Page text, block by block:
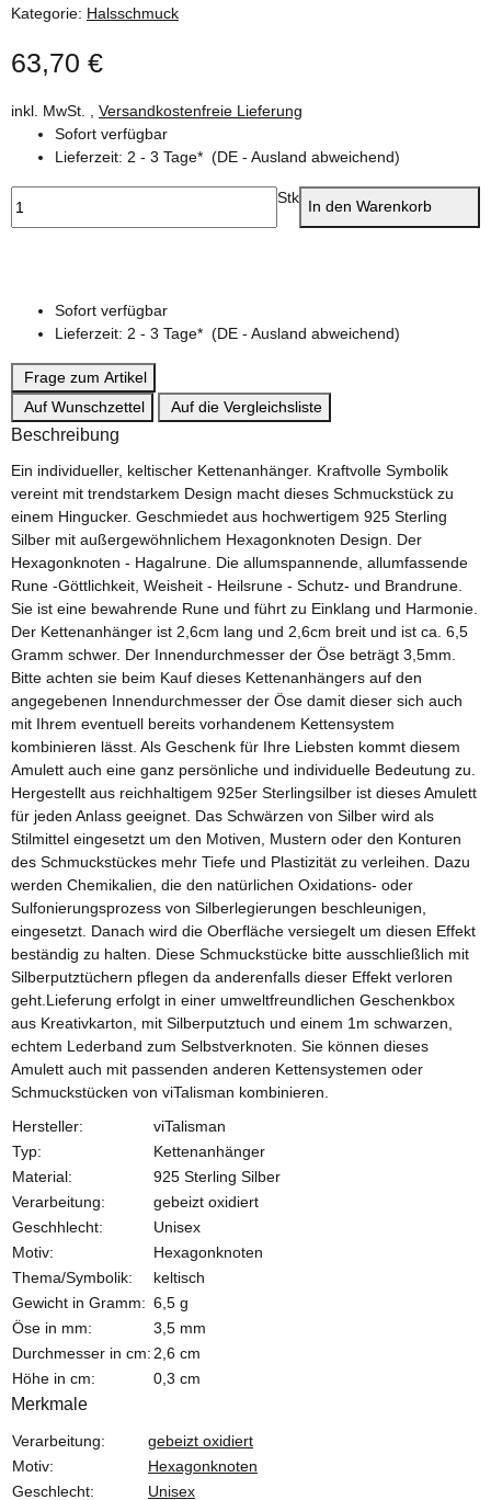
Kategorie: Halsschmuck
63,70 €
inkl. MwSt. , Versandkostenfreie Lieferung
Sofort verfügbar
Lieferzeit: 2 - 3 Tage* (DE - Ausland abweichend)
Stk In den Warenkorb
Sofort verfügbar
Lieferzeit: 2 - 3 Tage* (DE - Ausland abweichend)
Frage zum Artikel
Auf Wunschzettel
Auf die Vergleichsliste
Beschreibung
Ein individueller, keltischer Kettenanhänger. Kraftvolle Symbolik
vereint mit trendstarkem Design macht dieses Schmuckstück zu
einem Hingucker. Geschmiedet aus hochwertigem 925 Sterling
Silber mit außergewöhnlichem Hexagonknoten Design. Der
Hexagonknoten - Hagalrune. Die allumspannende, allumfassende
Rune -Göttlichkeit, Weisheit - Heilsrune - Schutz- und Brandrune.
Sie ist eine bewahrende Rune und führt zu Einklang und Harmonie.
Der Kettenanhänger ist 2,6cm lang und 2,6cm breit und ist ca. 6,5
Gramm schwer. Der Innendurchmesser der Öse beträgt 3,5mm.
Bitte achten sie beim Kauf dieses Kettenanhängers auf den
angegebenen Innendurchmesser der Öse damit dieser sich auch
mit Ihrem eventuell bereits vorhandenem Kettensystem
kombinieren lässt. Als Geschenk für Ihre Liebsten kommt diesem
Amulett auch eine ganz persönliche und individuelle Bedeutung zu.
Hergestellt aus reichhaltigem 925er Sterlingsilber ist dieses Amulett
für jeden Anlass geeignet. Das Schwärzen von Silber wird als
Stilmittel eingesetzt um den Motiven, Mustern oder den Konturen
des Schmuckstückes mehr Tiefe und Plastizität zu verleihen. Dazu
werden Chemikalien, die den natürlichen Oxidations- oder
Sulfonierungsprozess von Silberlegierungen beschleunigen,
eingesetzt. Danach wird die Oberfläche versiegelt um diesen Effekt
beständig zu halten. Diese Schmuckstücke bitte ausschließlich mit
Silberputztüchern pflegen da anderenfalls dieser Effekt verloren
geht.Lieferung erfolgt in einer umweltfreundlichen Geschenkbox
aus Kreativkarton, mit Silberputztuch und einem 1m schwarzen,
echtem Lederband zum Selbstverknoten. Sie können dieses
Amulett auch mit passenden anderen Kettensystemen oder
Schmuckstücken von viTalisman kombinieren.
Hersteller:
viTalisman
Typ:
Kettenanhänger
Material:
925 Sterling Silber
Verarbeitung:
gebeizt oxidiert
Geschhlecht:
Unisex
Motiv:
Hexagonknoten
Thema/Symbolik:
keltisch
Gewicht in Gramm: 6,5 g
Öse in mm:
3,5 mm
Durchmesser in cm: 2,6 cm
Höhe in cm:
0,3 cm
Merkmale
Produkteigenschaft
Wert
Verarbeitung:
gebeizt oxidiert
Motiv:
Hexagonknoten
Geschlecht:
Unisex